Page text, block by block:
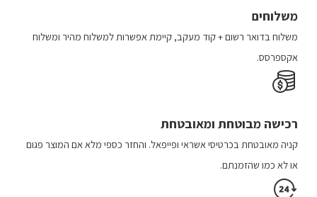
המוצר
משלוחים
משלוח​ ב​דואר רשום + קוד מעקב​​, קיימת אפשרות למשלוח מהיר​ ומשלוח
אקספרסס.
רכישה​ מבוטחת ​ומאובטחת
קניה מאובטחת בכרטיסי אשראי ופייפאל. והחזר כספי מלא אם המוצר פגום
או לא כמו שהזמנתם.